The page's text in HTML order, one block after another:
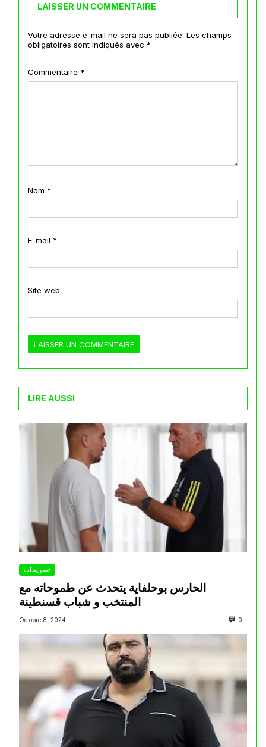
LAISSER UN COMMENTAIRE
Votre adresse e-mail ne sera pas publiée. Les champs
obligatoires sont indiqués avec *
Commentaire *
Nom *
E-mail *
Site web
LIRE AUSSI
تصريحات
الحارس بوحلفاية يتحدث عن طموحاته مع
المنتخب و شباب قسنطينة
Octobre 8, 2024 0